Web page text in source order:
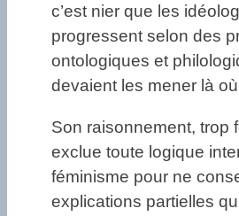
c’est nier que les
progressent selon des
ontologiques et
devaient les mener là
Son raisonnement, trop
exclue toute logique
féminisme pour ne
explications partielles